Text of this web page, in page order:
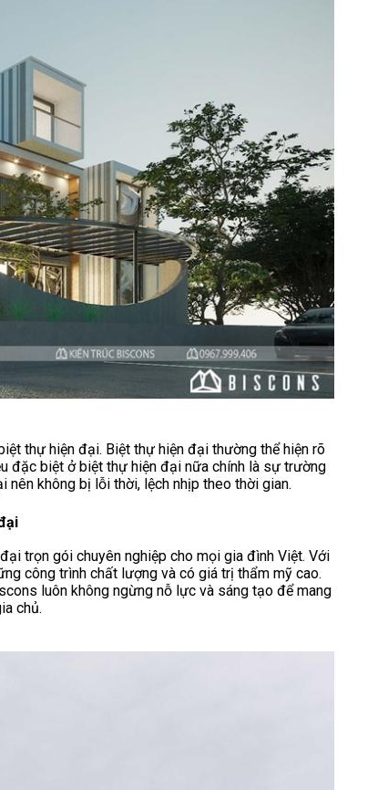
thự hiện đại. Biệt thự hiện đại thường thể hiện rõ
đặc biệt ở biệt thự hiện đại nữa chính là sự trường
không bị lỗi thời, lệch nhịp theo thời gian.
trọn gói chuyên nghiệp cho mọi gia đình Việt. Với
công trình chất lượng và có giá trị thẩm mỹ cao.
luôn không ngừng nỗ lực và sáng tạo để mang
chủ.